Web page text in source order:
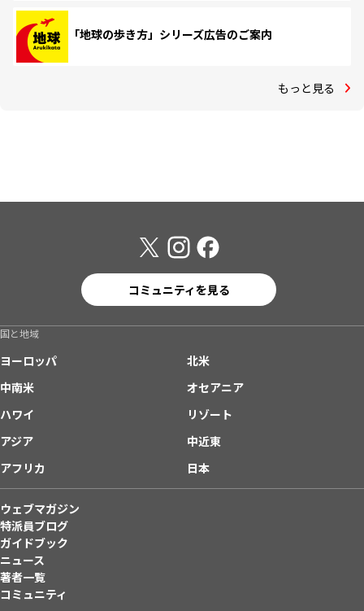
「地球の歩き方」シリーズ広告のご案内
もっと見る
コミュニティを見る
国と地域
ヨーロッパ
北米
中南米
オセアニア
ハワイ
リゾート
アジア
中近東
アフリカ
日本
ウェブマガジン
特派員ブログ
ガイドブック
ニュース
著者一覧
コミュニティ